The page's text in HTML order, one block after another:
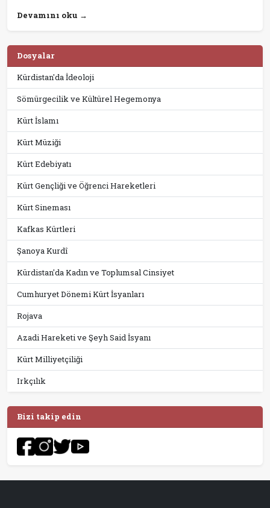
Devamını oku →
Dosyalar
Kürdistan'da İdeoloji
Sömürgecilik ve Kültürel Hegemonya
Kürt İslamı
Kürt Müziği
Kürt Edebiyatı
Kürt Gençliği ve Öğrenci Hareketleri
Kürt Sineması
Kafkas Kürtleri
Şanoya Kurdî
Kürdistan'da Kadın ve Toplumsal Cinsiyet
Cumhuryet Dönemi Kürt İsyanları
Rojava
Azadi Hareketi ve Şeyh Said İsyanı
Kürt Milliyetçiliği
Irkçılık
Bizi takip edin